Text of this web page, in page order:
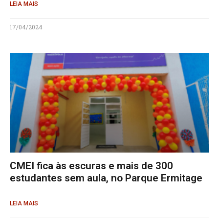
LEIA MAIS
17/04/2024
CMEI fica às escuras e mais de 300
estudantes sem aula, no Parque Ermitage
LEIA MAIS